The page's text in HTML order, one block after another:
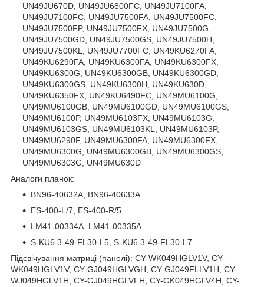
UN49JU670D, UN49JU6800FC, UN49JU7100FA,
UN49JU7100FC, UN49JU7500FA, UN49JU7500FC,
UN49JU7500FP, UN49JU7500FX, UN49JU7500G,
UN49JU7500GD, UN49JU7500GS, UN49JU7500H,
UN49JU7500KL, UN49JU7700FC, UN49KU6270FA,
UN49KU6290FA, UN49KU6300FA, UN49KU6300FX,
UN49KU6300G, UN49KU6300GB, UN49KU6300GD,
UN49KU6300GS, UN49KU6300H, UN49KU630D,
UN49KU6350FX, UN49KU6490FC, UN49MU6100G,
UN49MU6100GB, UN49MU6100GD, UN49MU6100GS,
UN49MU6100P, UN49MU6103FX, UN49MU6103G,
UN49MU6103GS, UN49MU6103KL, UN49MU6103P,
UN49MU6290F, UN49MU6300FA, UN49MU6300FX,
UN49MU6300G, UN49MU6300GB, UN49MU6300GS,
UN49MU6303G, UN49MU630D
Аналоги планок:
BN96-40632A, BN96-40633A
ES-400-L/7, ES-400-R/5
LM41-00334A, LM41-00335A
S-KU6.3-49-FL30-L5, S-KU6.3-49-FL30-L7
Підсвічування матриці (панелі): CY-WK049HGLV1V, CY-
WK049HGLV1V, CY-GJ049HGLVGH, CY-GJ049FLLV1H, CY-
WJ049HGLV1H, CY-GJ049HGLVFH, CY-GK049HGLV4H, CY-